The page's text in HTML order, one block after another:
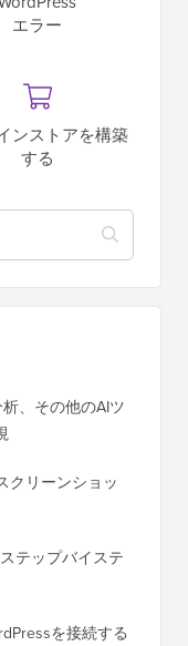
エラー
ンストアを構築
する
、その他のAIツ
クリーンショッ
テップバイステ
を接続する